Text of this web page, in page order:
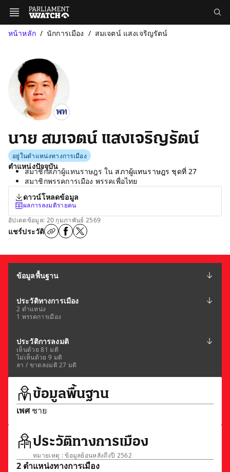
หน้าหลัก นักการเมือง สมเจตน์ แสงเจริญรัตน์
นาย สมเจตน์ แสงเจริญรัตน์
อยู่ในตำแหน่งทางการเมือง
ตำแหน่งปัจจุบัน
สมาชิกสภาผู้แทนราษฎร ใน สภาผู้แทนราษฎร ชุดที่ 27
สมาชิกพรรคการเมือง พรรคเพื่อไทย
ดาวน์โหลดข้อมูล
ผลการลงมติรายคน
อัปเดตข้อมูล: 20 กุมภาพันธ์ 2569
แชร์ประวัติ
ข้อมูลพื้นฐาน
ประวัติทางการเมือง
2 ตำแหน่ง
1 พรรคการเมือง
ประวัติการลงมติ
เห็นด้วย 81 มติ
ไม่เห็นด้วย 9 มติ
ลา / ขาดลงมติ 27 มติ
ข้อมูลพื้นฐาน
เพศชาย
ประวัติทางการเมือง
หมายเหตุ : ข้อมูลย้อนหลังถึงปี 2562
2 ตำแหน่งทางการเมือง